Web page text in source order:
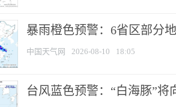
暴雨橙色预警：6省区部分
中国天气网 2026-08-10 18:05
台风蓝色预警：“白海豚”